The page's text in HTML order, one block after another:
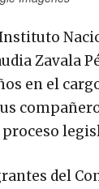
Zavala
en el
del